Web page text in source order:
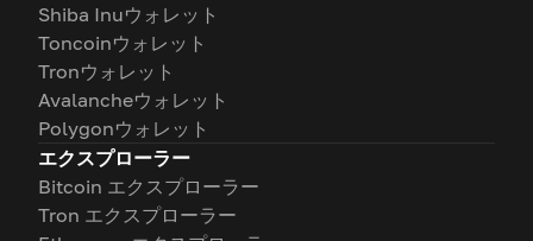
Shiba Inuウォレット
Toncoinウォレット
Tronウォレット
Avalancheウォレット
Polygonウォレット
エクスプローラー
Bitcoin エクスプローラー
Tron エクスプローラー